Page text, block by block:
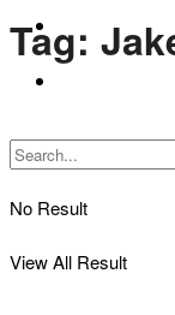
Bikers Cars
No Result
View All Result
Tag: